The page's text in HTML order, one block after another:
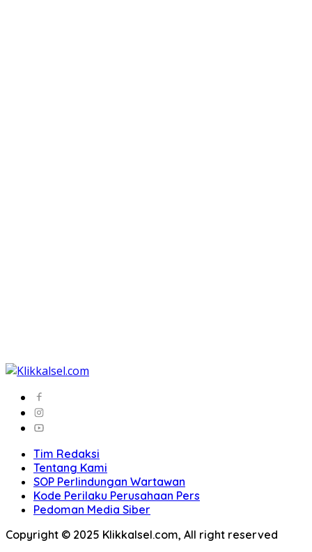
Tim Redaksi
Tentang Kami
SOP Perlindungan Wartawan
Kode Perilaku Perusahaan Pers
Pedoman Media Siber
Copyright © 2025 Klikkalsel.com, All right reserved